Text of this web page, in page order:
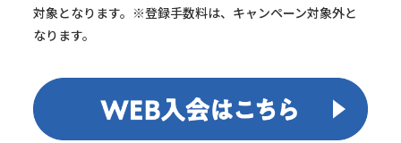
対象となります。※登録手数料は、キャンペーン対象外と
なります。